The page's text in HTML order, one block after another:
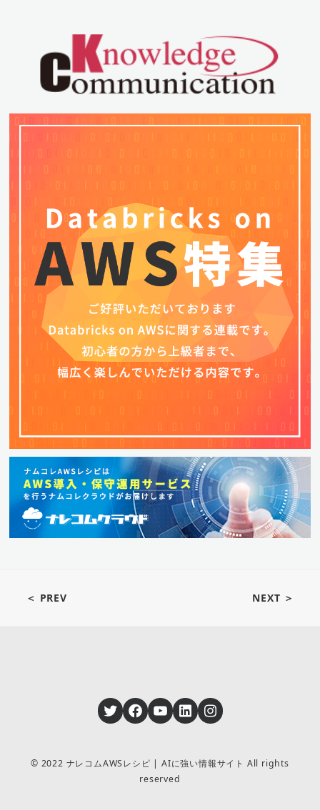
＜ PREV NEXT ＞
Twitter Facebook YouTube LinkedIn Instagram
© 2022 ナレコムAWSレシピ | AIに強い情報サイト All rights
reserved